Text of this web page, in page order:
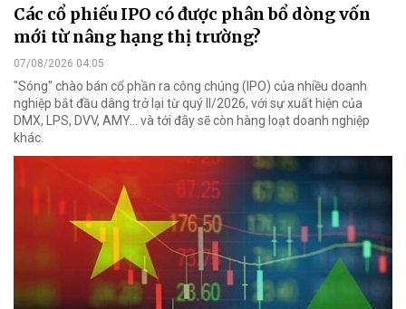
Các cổ phiếu IPO có được phân bổ dòng vốn
mới từ nâng hạng thị trường?
07/08/2026 04:05
"Sóng" chào bán cổ phần ra công chúng (IPO) của nhiều doanh
nghiệp bắt đầu dâng trở lại từ quý II/2026, với sự xuất hiện của
DMX, LPS, DVV, AMY... và tới đây sẽ còn hàng loạt doanh nghiệp
khác.